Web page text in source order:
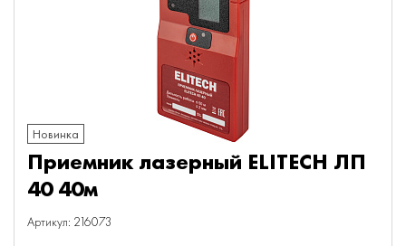
Новинка
Приемник лазерный ELITECH ЛП
40 40м
Артикул: 216073